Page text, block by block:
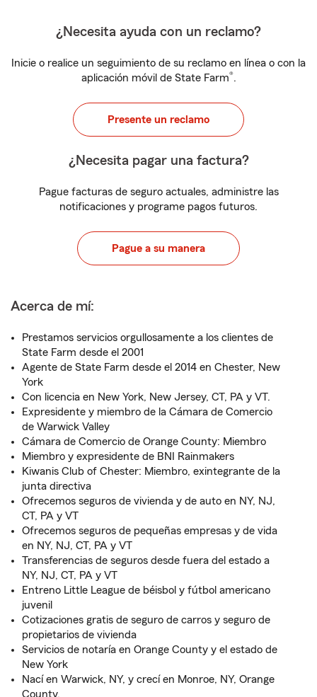
¿Necesita ayuda con un reclamo?
Inicie o realice un seguimiento de su reclamo en línea o con la
aplicación móvil de State Farm®.
Presente un reclamo
¿Necesita pagar una factura?
Pague facturas de seguro actuales, administre las
notificaciones y programe pagos futuros.
Pague a su manera
Acerca de mí:
Prestamos servicios orgullosamente a los clientes de
State Farm desde el 2001
Agente de State Farm desde el 2014 en Chester, New
York
Con licencia en New York, New Jersey, CT, PA y VT.
Expresidente y miembro de la Cámara de Comercio
de Warwick Valley
Cámara de Comercio de Orange County: Miembro
Miembro y expresidente de BNI Rainmakers
Kiwanis Club of Chester: Miembro, exintegrante de la
junta directiva
Ofrecemos seguros de vivienda y de auto en NY, NJ,
CT, PA y VT
Ofrecemos seguros de pequeñas empresas y de vida
en NY, NJ, CT, PA y VT
Transferencias de seguros desde fuera del estado a
NY, NJ, CT, PA y VT
Entreno Little League de béisbol y fútbol americano
juvenil
Cotizaciones gratis de seguro de carros y seguro de
propietarios de vivienda
Servicios de notaría en Orange County y el estado de
New York
Nací en Warwick, NY, y crecí en Monroe, NY, Orange
County.